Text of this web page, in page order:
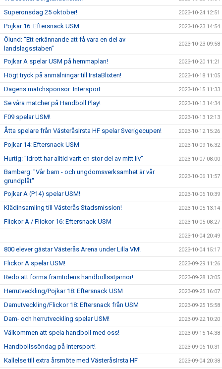
Superonsdag 25 oktober! 2023-10-24 12:51
Pojkar 16: Eftersnack USM 2023-10-23 14:54
Ölund: “Ett erkännande att få vara en del av
landslagsstaben”
2023-10-23 09:58
Pojkar A spelar USM på hemmaplan! 2023-10-20 11:21
Högt tryck på anmälningar till IrstaBlixten! 2023-10-18 11:05
Dagens matchsponsor: Intersport 2023-10-15 11:33
Se våra matcher på Handboll Play! 2023-10-13 14:34
F09 spelar USM! 2023-10-13 12:13
Åtta spelare från VästeråsIrsta HF spelar Sverigecupen! 2023-10-12 15:26
Pojkar 14: Eftersnack USM 2023-10-09 16:32
Hurtig: "Idrott har alltid varit en stor del av mitt liv" 2023-10-07 08:00
Bamberg: "Vår barn - och ungdomsverksamhet är vår
grundplåt"
2023-10-06 11:57
Pojkar A (P14) spelar USM! 2023-10-06 10:39
Klädinsamling till Västerås Stadsmission! 2023-10-05 13:14
Flickor A / Flickor 16: Eftersnack USM 2023-10-05 08:27
2023-10-04 20:49
800 elever gästar Västerås Arena under Lilla VM! 2023-10-04 15:17
Flickor A spelar USM! 2023-09-29 11:26
Redo att forma framtidens handbollsstjärnor! 2023-09-28 13:05
Herrutveckling/Pojkar 18: Eftersnack USM 2023-09-25 16:07
Damutveckling/Flickor 18: Eftersnack från USM 2023-09-25 15:58
Dam- och herrutveckling spelar USM! 2023-09-22 10:20
Välkommen att spela handboll med oss! 2023-09-15 14:38
Handbollssöndag på Intersport! 2023-09-06 10:31
Kallelse till extra årsmöte med VästeråsIrsta HF 2023-09-04 20:38